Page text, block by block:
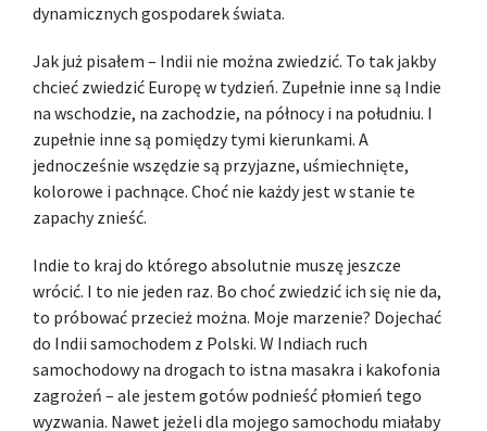
dynamicznych gospodarek świata.
Jak już pisałem – Indii nie można zwiedzić. To tak jakby
chcieć zwiedzić Europę w tydzień. Zupełnie inne są Indie
na wschodzie, na zachodzie, na północy i na południu. I
zupełnie inne są pomiędzy tymi kierunkami. A
jednocześnie wszędzie są przyjazne, uśmiechnięte,
kolorowe i pachnące. Choć nie każdy jest w stanie te
zapachy znieść.
Indie to kraj do którego absolutnie muszę jeszcze
wrócić. I to nie jeden raz. Bo choć zwiedzić ich się nie da,
to próbować przecież można. Moje marzenie? Dojechać
do Indii samochodem z Polski. W Indiach ruch
samochodowy na drogach to istna masakra i kakofonia
zagrożeń – ale jestem gotów podnieść płomień tego
wyzwania. Nawet jeżeli dla mojego samochodu miałaby